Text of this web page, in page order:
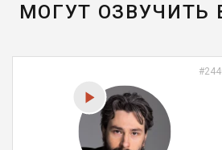
МОГУТ ОЗВУЧИТЬ